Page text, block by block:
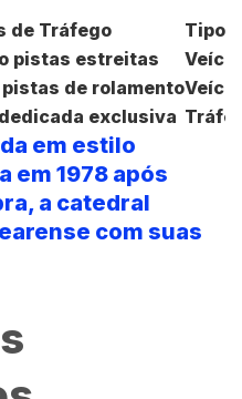
de Tráfego
Tipo
pistas estreitas
pistas de rolamento
exclusiva
em estilo
em 1978 após
a catedral
com suas